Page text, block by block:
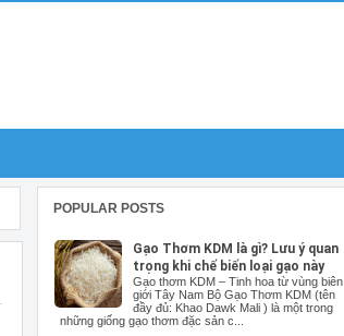
POPULAR POSTS
Gạo Thơm KDM là gì? Lưu ý quan
trọng khi chế biến loại gạo này
Gạo thơm KDM – Tinh hoa từ vùng biên
giới Tây Nam Bộ Gạo Thơm KDM (tên
đầy đủ: Khao Dawk Mali ) là một trong
những giống gạo thơm đặc sản c...